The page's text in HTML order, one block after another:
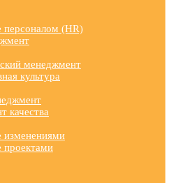
персоналом (HR)
менеджмент
культура
качества
изменениями
проектами